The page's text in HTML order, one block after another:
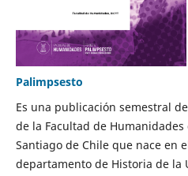
Palimpsesto
Es una publicación semestral
de la Facultad de
Santiago de Chile que nace en
departamento de Historia de la